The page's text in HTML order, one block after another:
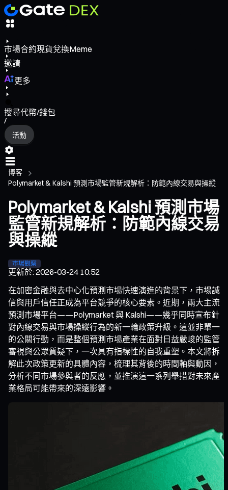
市場合約現貨兌換Meme
邀請
更多
搜尋代幣/錢包
/
活動
博客
Polymarket & Kalshi 預測市場監管新規解析：防範內線交易與操縱
Polymarket & Kalshi 預測市場
監管新規解析：防範內線交易
與操縱
市場觀察
更新於:2026-03-24 10:52
在加密金融與去中心化預測市場快速演進的背景下，市場誠
信與用戶信任正成為平台競爭的核心要素。近期，兩大主流
預測市場平台——Polymarket 與 Kalshi——幾乎同時宣布針
對內線交易與市場操縱行為的新一輪政策升級。這並非單一
的公關行動，而是整個預測市場產業在面對日益嚴峻的監管
審視與公眾質疑下，一次具有指標性的自我重塑。本文將拆
解此次政策更新的具體內容，梳理其背後的時間軸與動因，
分析不同市場參與者的反應，並推演這一系列舉措對未來產
業格局可能帶來的深遠影響。